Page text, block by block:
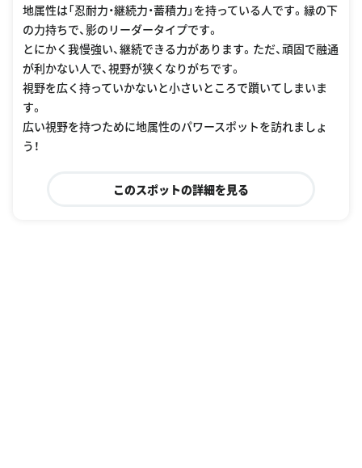
地属性は「忍耐力・継続力・蓄積力」を持っている人です。縁の下
の力持ちで、影のリーダータイプです。
とにかく我慢強い、継続できる力があります。ただ、頑固で融通
が利かない人で、視野が狭くなりがちです。
視野を広く持っていかないと小さいところで躓いてしまいま
す。
広い視野を持つために地属性のパワースポットを訪れましょ
う！
このスポットの詳細を見る